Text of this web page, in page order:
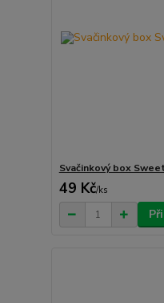
Svačinkový box
49 Kč/ks